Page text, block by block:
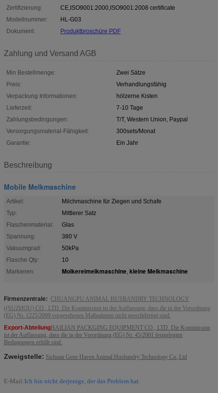
Zertifizierung:
CE,ISO9001:2000,ISO9001:2008 certificate
Modellnummer:
HL-G03
Dokument:
Produktbroschüre PDF
Zahlung und Versand AGB
Min Bestellmenge:
Zwei Sätze
Preis:
Verhandlungsfähig
Verpackung Informationen:
hölzerne Kisten
Lieferzeit:
7-10 Tage
Zahlungsbedingungen:
T/T, Western Union, Paypal
Versorgungsmaterial-Fähigkeit:
300sets/Monat
Garantie:
Ein Jahr
Beschreibung
Mobile Melkmaschine
Artikel:
Milchmaschine für Ziegen und Schafe
Typ:
Mittlerer Satz
Flaschenmaterial:
Glas
Spannung:
380 V
Vakuumgrad:
50kPa
Flasche Qty:
10
Markieren:
Molkereimelkmaschine, kleine Melkmaschine
Firmenzentrale: CHUANGPU ANIMAL HUSBANDRY TECHNOLOGY
((SUZHOU) CO., LTD. Die Kommission ist der Auffassung, dass die in der Verordnung
(EG) Nr. 1225/2009 vorgesehenen Maßnahmen nicht gerechtfertigt sind.
Export-AbteilungHAILIAN PACKGING EQUIPMENT CO., LTD. Die Kommission
ist der Auffassung, dass die in der Verordnung (EG) Nr. 45/2001 festgelegten
Bedingungen erfüllt sind.
Zweigstelle: Sichuan Gene Haven Animal Husbandry Technology Co.,Ltd
E-Mail: Ich bin nicht derjenige, der das Problem hat.